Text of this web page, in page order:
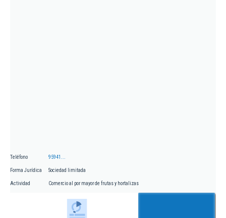
Teléfono 95941...
Forma Jurídica Sociedad limitada
Actividad Comercio al por mayor de frutas y hortalizas